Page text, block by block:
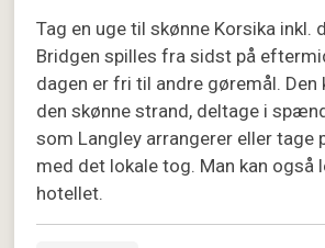
Tag en uge til skønne Korsika inkl.
Bridgen spilles fra sidst på
dagen er fri til andre gøremål. Den
den skønne strand, deltage i
som Langley arrangerer eller tage
med det lokale tog. Man kan også
hotellet.